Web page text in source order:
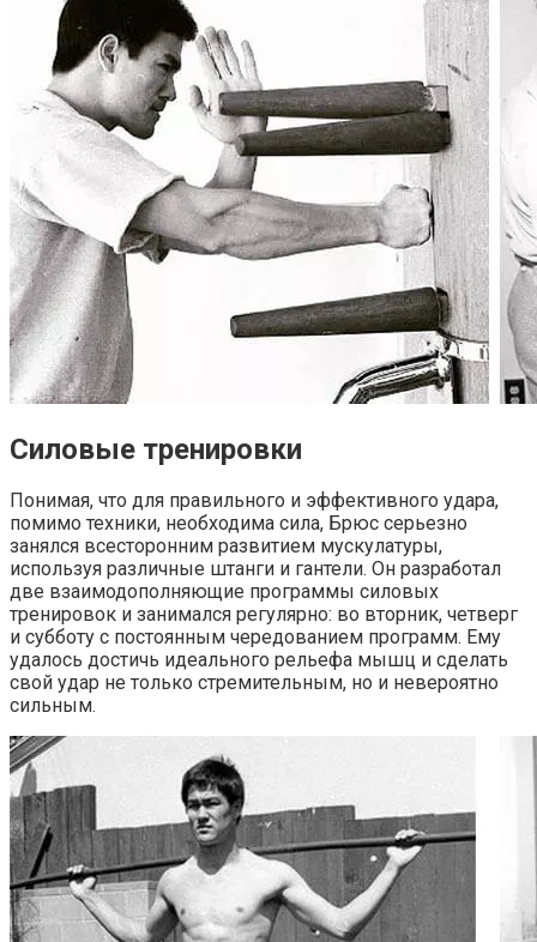
Силовые тренировки
Понимая, что для правильного и эффективного удара,
помимо техники, необходима сила, Брюс серьезно
занялся всесторонним развитием мускулатуры,
используя различные штанги и гантели. Он разработал
две взаимодополняющие программы силовых
тренировок и занимался регулярно: во вторник, четверг
и субботу с постоянным чередованием программ. Ему
удалось достичь идеального рельефа мышц и сделать
свой удар не только стремительным, но и невероятно
сильным.